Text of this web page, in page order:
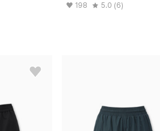
198 5.0 (6)